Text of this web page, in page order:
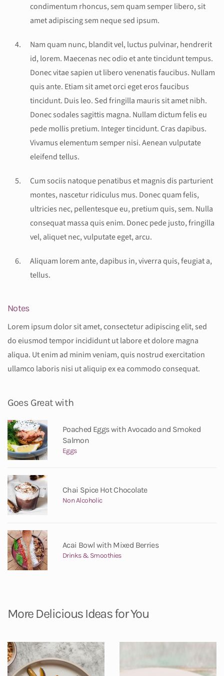
condimentum rhoncus, sem quam semper libero, sit
amet adipiscing sem neque sed ipsum.
Nam quam nunc, blandit vel, luctus pulvinar, hendrerit
id, lorem. Maecenas nec odio et ante tincidunt tempus.
Donec vitae sapien ut libero venenatis faucibus. Nullam
quis ante. Etiam sit amet orci eget eros faucibus
tincidunt. Duis leo. Sed fringilla mauris sit amet nibh.
Donec sodales sagittis magna. Nullam dictum felis eu
pede mollis pretium. Integer tincidunt. Cras dapibus.
Vivamus elementum semper nisi. Aenean vulputate
eleifend tellus.
Cum sociis natoque penatibus et magnis dis parturient
montes, nascetur ridiculus mus. Donec quam felis,
ultricies nec, pellentesque eu, pretium quis, sem. Nulla
consequat massa quis enim. Donec pede justo, fringilla
vel, aliquet nec, vulputate eget, arcu.
Aliquam lorem ante, dapibus in, viverra quis, feugiat a,
tellus.
Notes
Lorem ipsum dolor sit amet, consectetur adipiscing elit, sed
do eiusmod tempor incididunt ut labore et dolore magna
aliqua. Ut enim ad minim veniam, quis nostrud exercitation
ullamco laboris nisi ut aliquip ex ea commodo consequat.
Goes Great with
Poached Eggs with Avocado and Smoked
Salmon
Eggs
Chai Spice Hot Chocolate
Non Alcoholic
Acai Bowl with Mixed Berries
Drinks & Smoothies
More Delicious Ideas for You